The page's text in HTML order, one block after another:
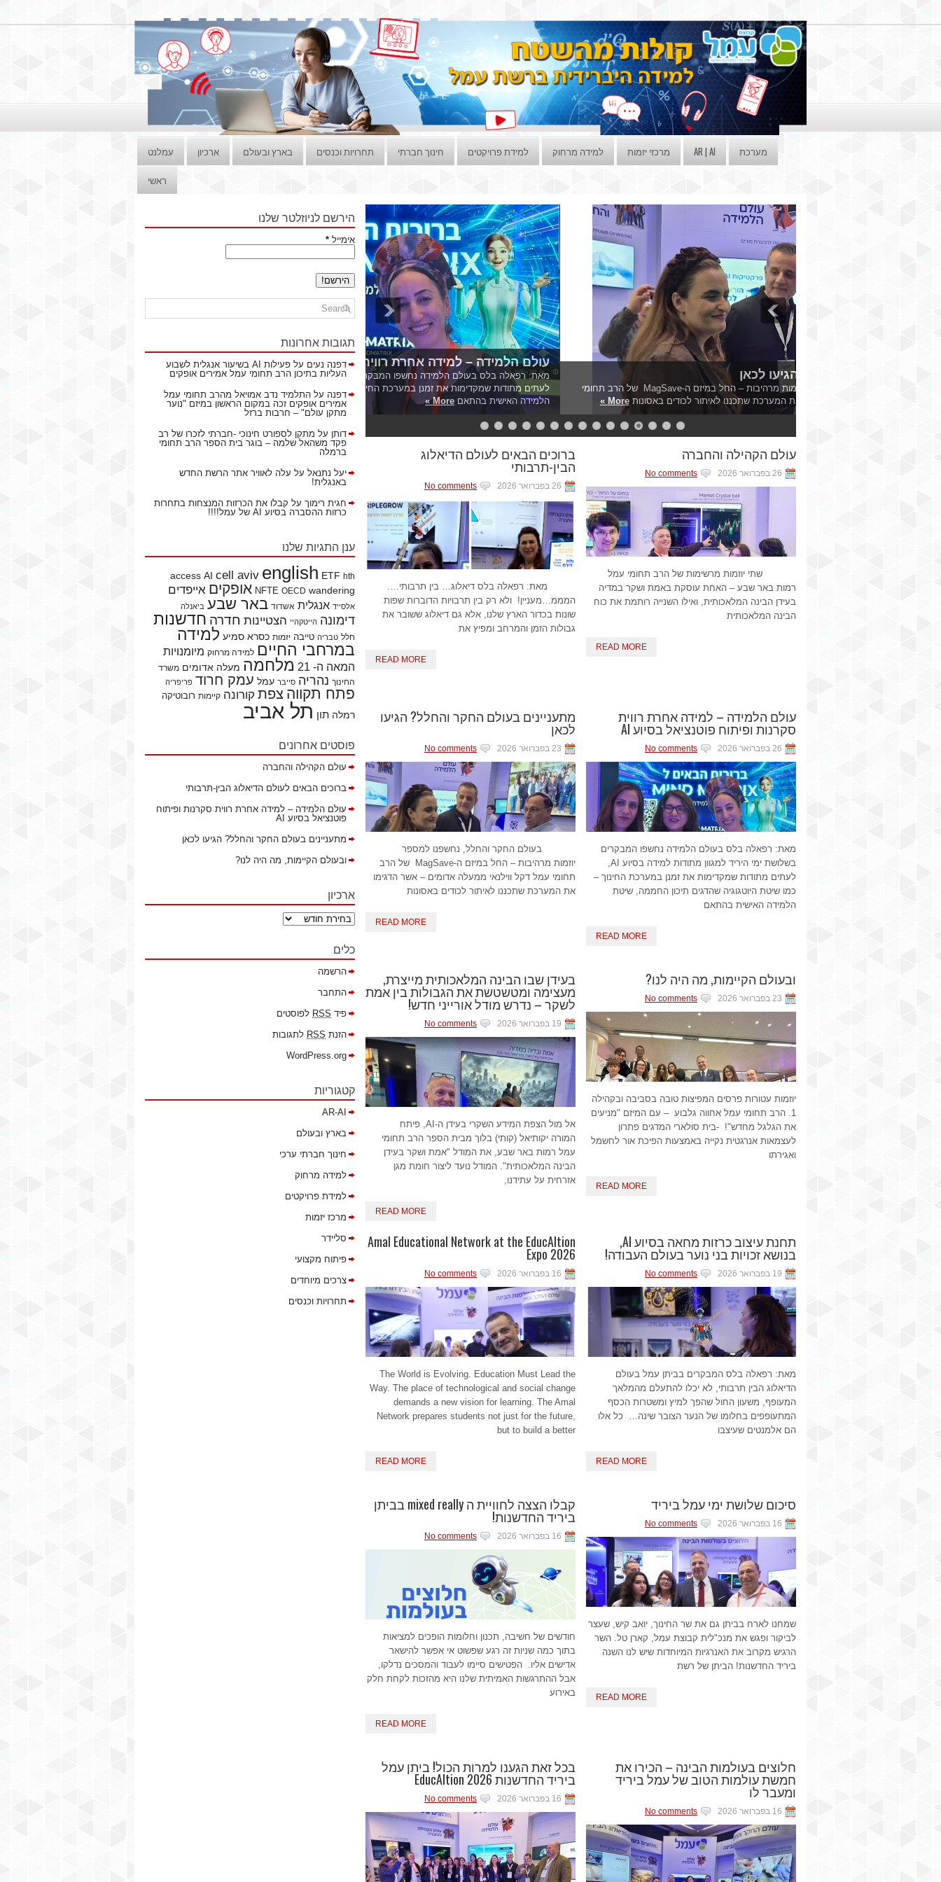
עמלנט ארכיון בארץ ובעולם תחרויות וכנסים חינוך חברתי למידת פרויקטים למידה מרחוק מרכזי יזמות AR | AI מערכת
ראשי
מתעניינים בעולם החקר והחלל? הגיעו לכאן
בעולם החקר והחלל, נחשפנו למספר יוזמות מרהיבות – החל במיזם ה-MagSave של הרב תחומי
עמל דקל ווילנאי ממעלה אדומים – אשר הדגימו את המערכת שתכננו לאיתור לכודים באסונותMore »
עולם הקהילה והחברה
26 בפברואר 2026 No comments
שתי יוזמות מרשימות של הרב תחומי עמל
רמות באר שבע – האחת עוסקת באמת ושקר במדיה
בעידן הבינה המלאכותית, ואילו השנייה רותמת את כוח
הבינה המלאכותית
READ MORE
ברוכים הבאים לעולם הדיאלוג
הבין-תרבותי
26 בפברואר 2026 No comments
מאת: רפאלה בלס דיאלוג… בין תרבותי….
המממ…מעניין! ולא רק בין תרבויות הדוברות שפות
שונות בכדור הארץ שלנו, אלא גם דיאלוג ששובר את
גבולות הזמן והמרחב ומפיץ את
READ MORE
עולם הלמידה – למידה אחרת רווית
סקרנות ופיתוח פוטנציאל בסיוע AI
26 בפברואר 2026 No comments
מאת: רפאלה בלס בעולם הלמידה נחשפו המבקרים
בשלושת ימי היריד למגוון מתודות למידה בסיוע AI,
לעתים מתודות שמקדימות את זמנן במערכת החינוך –
כמו שיטת היוטגוגיה שהדגים תיכון החממה, שיטת
הלמידה האישית בהתאם
READ MORE
מתעניינים בעולם החקר והחלל? הגיעו
לכאן
23 בפברואר 2026 No comments
בעולם החקר והחלל, נחשפנו למספר
יוזמות מרהיבות – החל במיזם ה-MagSave של הרב
תחומי עמל דקל ווילנאי ממעלה אדומים – אשר הדגימו
את המערכת שתכננו לאיתור לכודים באסונות
READ MORE
ובעולם הקיימות, מה היה לנו?
23 בפברואר 2026 No comments
יוזמות עטורות פרסים המפיצות טובה בסביבה ובקהילה
1. הרב תחומי עמל אחווה גלבוע – עם המיזם "מניעים
את הגלגל מחדש"! -בית סולארי המדגים פתרון
לעצמאות אנרגטית נקייה באמצעות הפיכת אור לחשמל
ואגירתו
READ MORE
בעידן שבו הבינה המלאכותית מייצרת,
מעצימה ומטשטשת את הגבולות בין אמת
לשקר – נדרש מודל אורייני חדש!
19 בפברואר 2026 No comments
אל מול הצפת המידע השקרי בעידן ה-AI, פיתח
המורה יקותיאל (קותי) בלוך מבית הספר הרב תחומי
עמל רמות באר שבע, את המודל "אמת ושקר בעידן
הבינה המלאכותית". המודל נועד ליצור חומת מגן
אזרחית על עתידנו,
READ MORE
תחנת עיצוב כרזות מחאה בסיוע AI,
בנושא זכויות בני נוער בעולם העבודה!
19 בפברואר 2026 No comments
מאת: רפאלה בלס המבקרים בביתן עמל בעולם
הדיאלוג הבין תרבותי, לא יכלו להתעלם מהמלאך
המעופף, משעון החול שהפך למיץ ומשטרות הכסף
המתעופפים בחלומו של הנער הצובר שינה… כל אלו
הם אלמנטים שעיצבו
READ MORE
Amal Educational Network at the EducAItion
Expo 2026
16 בפברואר 2026 No comments
The World is Evolving. Education Must Lead the
Way. The place of technological and social change
demands a new vision for learning. The Amal
Network prepares students not just for the future,
but to build a better
READ MORE
סיכום שלושת ימי עמל ביריד
16 בפברואר 2026 No comments
שמחנו לארח בביתן גם את שר החינוך, יואב קיש, שעצר
לביקור ופגש את מנכ"לית קבוצת עמל, קארן טל. השר
הרגיש מקרוב את האנרגיות המיוחדות שיש לנו השנה
ביריד החדשנות! הביתן של רשת
READ MORE
קבלו הצצה לחוויית ה mixed really בביתן
ביריד החדשנות!
16 בפברואר 2026 No comments
חודשים של חשיבה, תכנון וחלומות הופכים למציאות
בתוך כמה שניות זה רגע שפשוט אי אפשר להישאר
אדישים אליו. הפטישים סיימו לעבוד והמסכים נדלקו,
אבל ההתרגשות האמיתית שלנו היא מהזכות לקחת חלק
באירוע
READ MORE
חלוצים בעולמות הבינה – הכירו את
חמשת עולמות הטוב של עמל ביריד
ומעבר לו
16 בפברואר 2026 No comments
בכל זאת הגענו למרות הכול! ביתן עמל
ביריד החדשנות EducAItion 2026
16 בפברואר 2026 No comments
הירשם לניוזלטר שלנו
אימייל *
תגובות אחרונות
דפנה נעים על
פעילות AI בשיעור אנגלית לשבוע
העליות בתיכון הרב תחומי עמל אמירים אופקים
דפנה על התלמיד נדב אמויאל מהרב תחומי עמל
אמירים אופקים זכה במקום הראשון במיזם "נוער
מתקן עולם" – חרבות ברזל
דותן על מתקן לספורט חינוכי -חברתי לזכרו של רב
פקד משהאל שלמה – בוגר בית הספר הרב תחומי
ברמלה
יעל נתנאל על עלה לאוויר אתר הרשת החדש
באנגלית!
חגית רימוך על קבלו את הכרזות המנצחות בתחרות
כרזות ההסברה בסיוע AI של עמל!!!!
ענן התגיות שלנו
access AI cell aviv english ETF hth
NFTE OECD wandering אופקים אייפדים
אלסייד אנגלית אשדוד באר שבע ביאנלה
דימונה הייטקהיי הצטיינות חדרה חדשנות
חלל טבריה טייבה יזמות כסרא סמיע למידה
במרחבי החיים למידה מרחוק מיומנויות
המאה ה- 21
מלחמה מעלה אדומים משרד
החינוך נהריה סייבר עמל עמק חרוד פריפריה
פתח תקווה צפת קורונה קיימות רובוטיקה
רמלה תון תל אביב
פוסטים אחרונים
עולם הקהילה והחברה
ברוכים הבאים לעולם הדיאלוג הבין-תרבותי
עולם הלמידה – למידה אחרת רווית סקרנות ופיתוח
פוטנציאל בסיוע AI
מתעניינים בעולם החקר והחלל? הגיעו לכאן
ובעולם הקיימות, מה היה לנו?
ארכיון
כלים
הרשמה
התחבר
פיד RSS לפוסטים
הזנת RSS לתגובות
WordPress.org
קטגוריות
AR-AI
בארץ ובעולם
חינוך חברתי ערכי
למידה מרחוק
למידת פרויקטים
מרכז יזמות
סליידר
פיתוח מקצועי
צרכים מיוחדים
תחרויות וכנסים